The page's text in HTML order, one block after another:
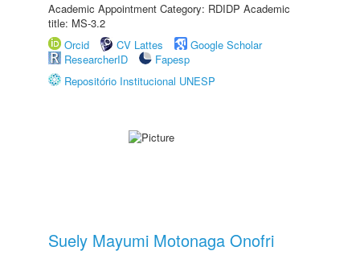
Academic Appointment Category: RDIDP Academic
title: MS-3.2
Orcid
CV Lattes
Google Scholar
ResearcherID
Fapesp
Repositório Institucional UNESP
Suely Mayumi Motonaga Onofri